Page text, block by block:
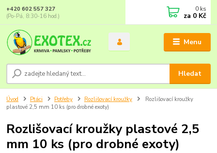
Menu
Hledat
+420 602 557 327
(Po-Pá, 8:30-16 hod.)
0 ks
za 0 Kč
Úvod Ptáci Potřeby Rozlišovací kroužky
Rozlišovací kroužky
plastové 2,5 mm 10 ks (pro drobné exoty)
Rozlišovací kroužky plastové 2,5
mm 10 ks (pro drobné exoty)